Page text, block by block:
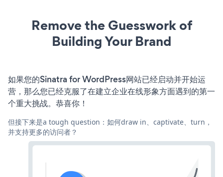
Remove the Guesswork of
Building Your Brand
如果您的Sinatra for WordPress网站已经启动并开始运
营，那么您已经克服了在建立企业在线形象方面遇到的第一
个重大挑战。恭喜你！
但接下来是a tough question：如何draw in、captivate、turn，
并支持更多的访问者？